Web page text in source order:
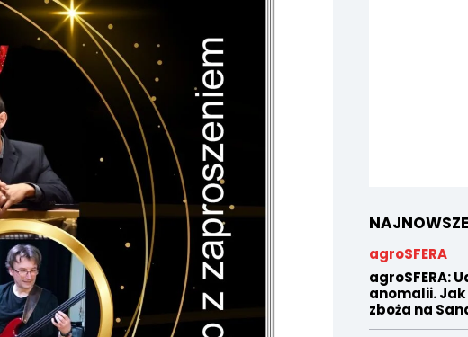
agroSFERA
agroSFERA:
anomalii. Jak
zboża na